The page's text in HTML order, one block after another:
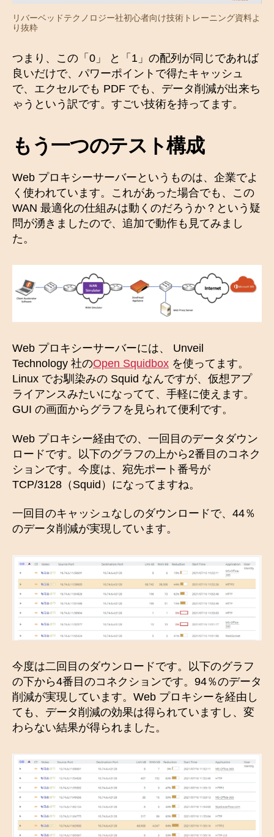
リバーベッドテクノロジー社初心者向け技術トレーニング資料よ
り抜粋
つまり、この「0」 と「1」の配列が同じであれば
良いだけで、パワーポイントで得たキャッシュ
で、エクセルでも PDF でも、データ削減が出来ち
ゃうという訳です。すごい技術を持ってます。
もう一つのテスト構成
Web プロキシーサーバーというものは、企業でよ
く使われています。これがあった場合でも、この
WAN 最適化の仕組みは動くのだろうか？という疑
問が湧きましたので、追加で動作も見てみまし
た。
Web プロキシーサーバーには、 Unveil
Technology 社のOpen Squidbox を使ってます。
Linux でお馴染みの Squid なんですが、仮想アプ
ライアンスみたいになってて、手軽に使えます。
GUI の画面からグラフを見られて便利です。
Web プロキシー経由での、一回目のデータダウン
ロードです。以下のグラフの上から2番目のコネク
ションです。今度は、宛先ポート番号が
TCP/3128（Squid）になってますね。
一回目のキャッシュなしのダウンロードで、44％
のデータ削減が実現しています。
今度は二回目のダウンロードです。以下のグラフ
の下から4番目のコネクションです。94％のデータ
削減が実現しています。Web プロキシーを経由し
ても、データ削減の効果は得られていますし、変
わらない結果が得られました。